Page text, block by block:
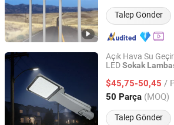
Talep Gönder
Açık Hava Su
LEDSokak
$45,75-50,45 /
50 Parça (MOQ)
Talep Gönder
Ningbo Sunle Lighting Electric Co., Ltd.
Zhejiang, China Fiyat 2014